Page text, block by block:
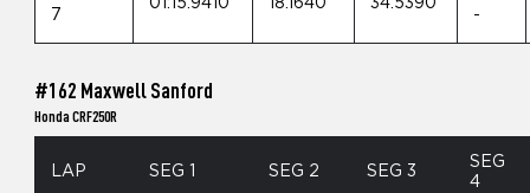
7
-
#162 Maxwell Sanford
Honda CRF250R
LAP SEG 1 SEG 2 SEG 3
SEG
4